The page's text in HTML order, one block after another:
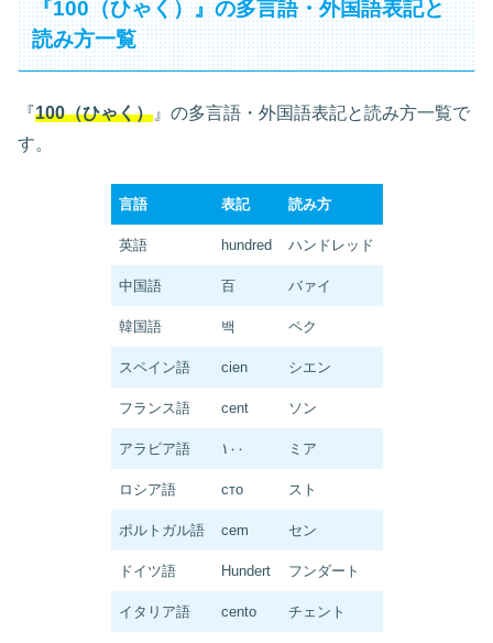
『100（ひゃく）』の多言語・外国語表記と
読み方一覧
『100（ひゃく） 』の多言語・外国語表記と読み方一覧で
す。
言語 表記 読み方
英語 hundred ハンドレッド
中国語 百 バァイ
韓国語 백 ペク
スペイン語 cien シエン
フランス語 cent ソン
アラビア語 ١٠٠ ミア
ロシア語 сто スト
ポルトガル語 cem セン
ドイツ語 Hundert フンダート
イタリア語 cento チェント